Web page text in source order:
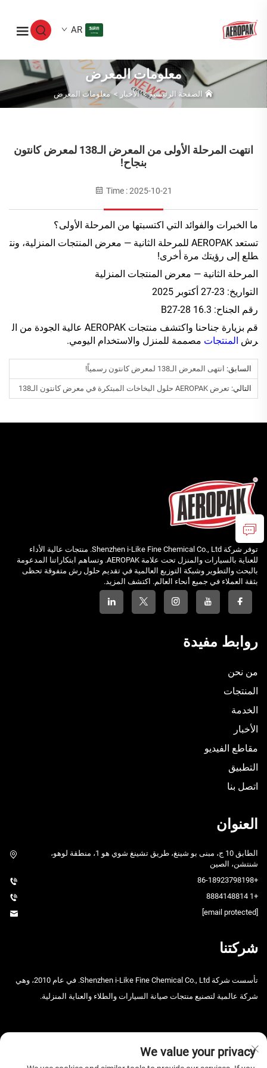
AR
معلومات المعرض
الصفحة الرئيسية>الأخبار >معلومات المعرض
انتهت المرحلة الأولى من المعرض الـ138 لمعرض كانتون
بنجاح!
Time : 2025-10-21
ما الخبرات والفوائد التي اكتسبتها من المرحلة الأولى؟
تستعد AEROPAK للمرحلة الثانية — معرض المنتجات المنزلية، ونت
طلع إلى رؤيتك مرة أخرى!
المرحلة الثانية — معرض المنتجات المنزلية
التواريخ: 23-27 أكتوبر 2025
رقم الجناح: 16.3 B27-28
قم بزيارة جناحنا واكتشف منتجات AEROPAK عالية الجودة من ال
رش المنتجات مصممة للمنزل والاستخدام اليومي.
السابق: انتهى المعرض الـ138 لمعرض كانتون رسمياً!
التالي: تعرض AEROPAK حلول البخاخات المبتكرة في معرض كانتون الـ138
توفر شركة Shenzhen i-Like Fine Chemical Co., Ltd. منتجات عالية الأداء
للعناية بالسيارات والمنزل تحت علامة AEROPAK. وتساهم ابتكاراتنا المدعومة
بالبحث والتطوير وشبكة التوزيع العالمية في تقديم حلول رش متفوقة تحظى
بثقة العملاء في جميع أنحاء العالم. اكتشف المزيد.
روابط مفيدة
من نحن
المنتجات
الخدمة
الأخبار
مقاطع الفيديو
التطبيق
اتصل بنا
العنوان
الطابق 10 ج، مبنى بو شينغ، طريق تشينغ شوي هو 1، منطقة لوهو،
شنتشن، الصين
+86-18923798198
+1 8884148814
شركتنا
تأسست شركة Shenzhen i-Like Fine Chemical Co., Ltd. في عام 2010، وهي
شركة عالمية لتصنيع منتجات صيانة السيارات والطلاء والعناية المنزلية.
We value your privacy